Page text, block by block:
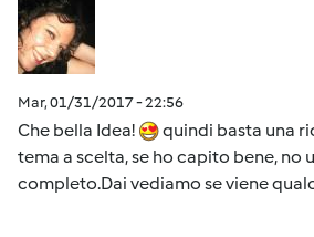
Mar, 01/31/2017 - 22:56
Che bella Idea!
quindi basta una
tema a scelta, se ho capito bene, no
completo.Dai vediamo se viene